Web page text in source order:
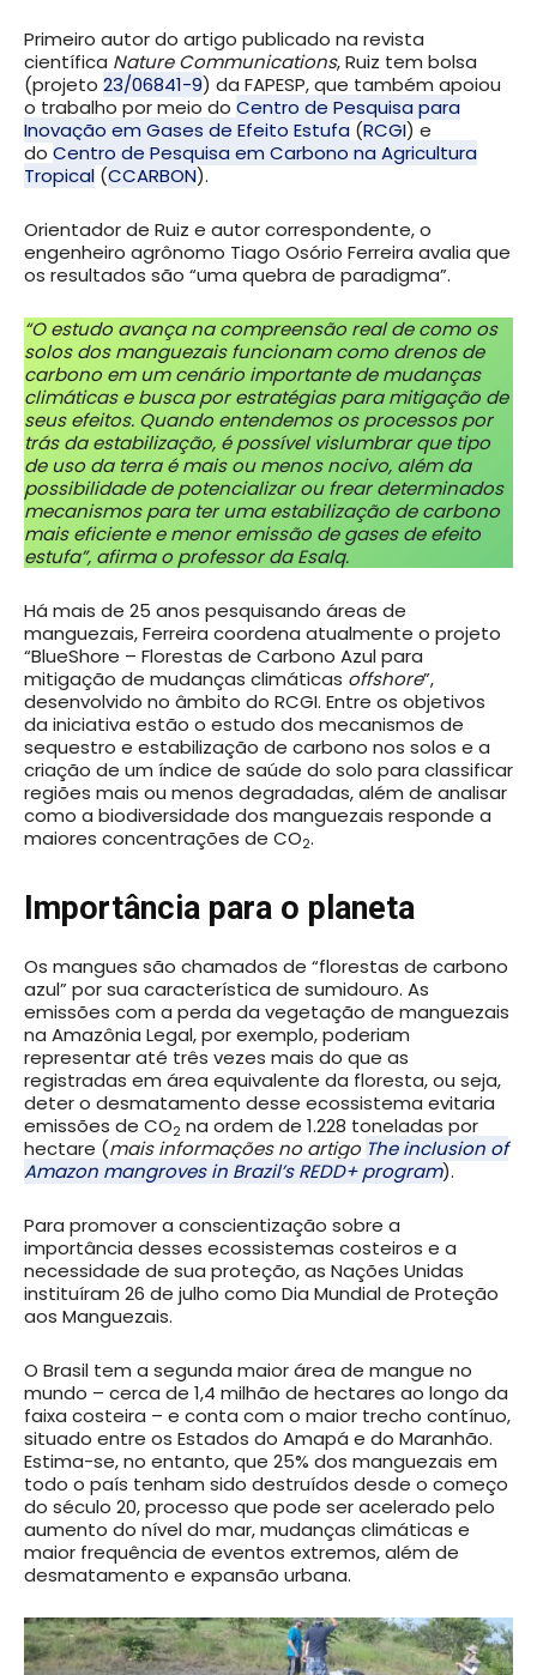
Primeiro autor do artigo publicado na revista
científica Nature Communications, Ruiz tem bolsa
(projeto 23/06841-9) da FAPESP, que também apoiou
o trabalho por meio do Centro de Pesquisa para
Inovação em Gases de Efeito Estufa (RCGI) e
do Centro de Pesquisa em Carbono na Agricultura
Tropical (CCARBON).
Orientador de Ruiz e autor correspondente, o
engenheiro agrônomo Tiago Osório Ferreira avalia que
os resultados são “uma quebra de paradigma”.
“O estudo avança na compreensão real de como os
solos dos manguezais funcionam como drenos de
carbono em um cenário importante de mudanças
climáticas e busca por estratégias para mitigação de
seus efeitos. Quando entendemos os processos por
trás da estabilização, é possível vislumbrar que tipo
de uso da terra é mais ou menos nocivo, além da
possibilidade de potencializar ou frear determinados
mecanismos para ter uma estabilização de carbono
mais eficiente e menor emissão de gases de efeito
estufa”, afirma o professor da Esalq.
Há mais de 25 anos pesquisando áreas de
manguezais, Ferreira coordena atualmente o projeto
“BlueShore – Florestas de Carbono Azul para
mitigação de mudanças climáticas offshore”,
desenvolvido no âmbito do RCGI. Entre os objetivos
da iniciativa estão o estudo dos mecanismos de
sequestro e estabilização de carbono nos solos e a
criação de um índice de saúde do solo para classificar
regiões mais ou menos degradadas, além de analisar
como a biodiversidade dos manguezais responde a
maiores concentrações de CO2.
Importância para o planeta
Os mangues são chamados de “florestas de carbono
azul” por sua característica de sumidouro. As
emissões com a perda da vegetação de manguezais
na Amazônia Legal, por exemplo, poderiam
representar até três vezes mais do que as
registradas em área equivalente da floresta, ou seja,
deter o desmatamento desse ecossistema evitaria
emissões de CO2 na ordem de 1.228 toneladas por
hectare (mais informações no artigo The inclusion of
Amazon mangroves in Brazil’s REDD+ program).
Para promover a conscientização sobre a
importância desses ecossistemas costeiros e a
necessidade de sua proteção, as Nações Unidas
instituíram 26 de julho como Dia Mundial de Proteção
aos Manguezais.
O Brasil tem a segunda maior área de mangue no
mundo – cerca de 1,4 milhão de hectares ao longo da
faixa costeira – e conta com o maior trecho contínuo,
situado entre os Estados do Amapá e do Maranhão.
Estima-se, no entanto, que 25% dos manguezais em
todo o país tenham sido destruídos desde o começo
do século 20, processo que pode ser acelerado pelo
aumento do nível do mar, mudanças climáticas e
maior frequência de eventos extremos, além de
desmatamento e expansão urbana.